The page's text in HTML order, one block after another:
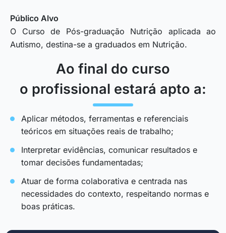
Público Alvo
O Curso de Pós-graduação Nutrição aplicada ao
Autismo, destina-se a graduados em Nutrição.
Ao final do curso
o profissional estará apto a:
Aplicar métodos, ferramentas e referenciais
teóricos em situações reais de trabalho;
Interpretar evidências, comunicar resultados e
tomar decisões fundamentadas;
Atuar de forma colaborativa e centrada nas
necessidades do contexto, respeitando normas e
boas práticas.